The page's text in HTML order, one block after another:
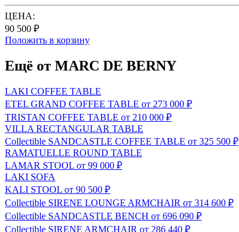
ЦЕНА:
90 500 ₽
Положить в корзину
Ещё от MARC DE BERNY
LAKI COFFEE TABLE
ETEL GRAND COFFEE TABLE от 273 000 ₽
TRISTAN COFFEE TABLE от 210 000 ₽
VILLA RECTANGULAR TABLE
Сollectible SANDCASTLE COFFEE TABLE от 325 500 ₽
RAMATUELLE ROUND TABLE
LAMAR STOOL от 99 000 ₽
LAKI SOFA
KALI STOOL от 90 500 ₽
Сollectible SIRENE LOUNGE ARMCHAIR от 314 600 ₽
Сollectible SANDCASTLE BENCH от 696 090 ₽
Сollectible SIRENE ARMCHAIR от 286 440 ₽